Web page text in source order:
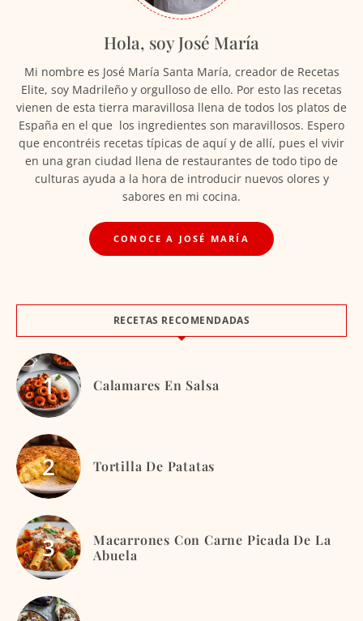
Hola, soy José María
Mi nombre es José María Santa María, creador de Recetas
Elite, soy Madrileño y orgulloso de ello. Por esto las recetas
vienen de esta tierra maravillosa llena de todos los platos de
España en el que los ingredientes son maravillosos. Espero
que encontréis recetas típicas de aquí y de allí, pues el vivir
en una gran ciudad llena de restaurantes de todo tipo de
culturas ayuda a la hora de introducir nuevos olores y
sabores en mi cocina.
CONOCE A JOSÉ MARÍA
RECETAS RECOMENDADAS
Calamares En Salsa
Tortilla De Patatas
Macarrones Con Carne Picada De La
Abuela